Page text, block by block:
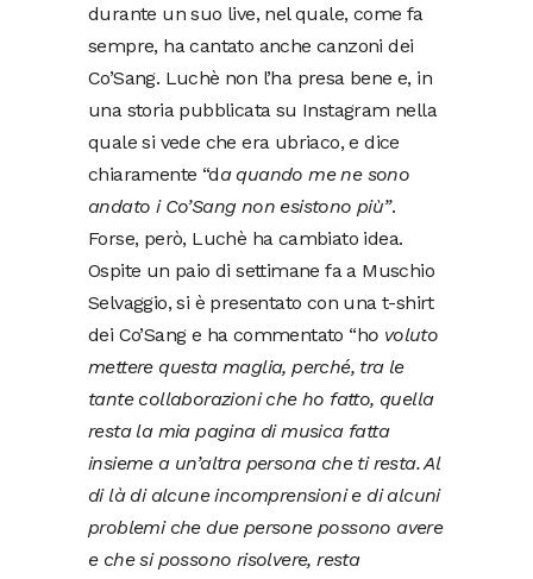
durante un suo live, nel quale, come fa
sempre, ha cantato anche canzoni dei
Co’Sang. Luchè non l’ha presa bene e, in
una storia pubblicata su Instagram nella
quale si vede che era ubriaco, e dice
chiaramente “da quando me ne sono
andato i Co’Sang non esistono più”.
Forse, però, Luchè ha cambiato idea.
Ospite un paio di settimane fa a Muschio
Selvaggio, si è presentato con una t-shirt
dei Co’Sang e ha commentato “ho voluto
mettere questa maglia, perché, tra le
tante collaborazioni che ho fatto, quella
resta la mia pagina di musica fatta
insieme a un’altra persona che ti resta. Al
di là di alcune incomprensioni e di alcuni
problemi che due persone possono avere
e che si possono risolvere, resta